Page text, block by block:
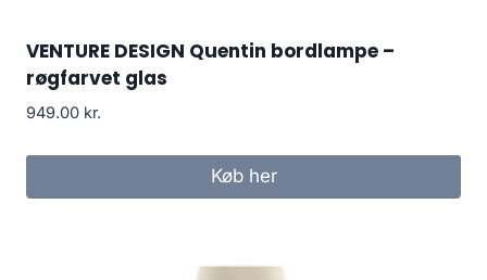
VENTURE DESIGN Quentin bordlampe –
røgfarvet glas
949.00 kr.
Køb her